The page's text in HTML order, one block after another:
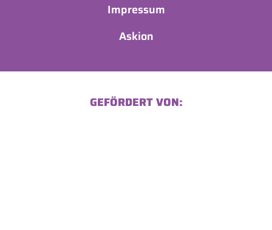
Impressum
Askion
GEFÖRDERT VON: